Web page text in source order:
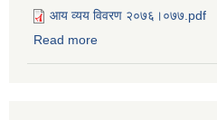
आय व्यय विवरण २०७६।०७७.pdf
Read more